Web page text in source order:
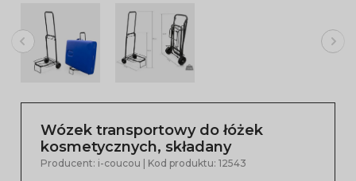
Wózek transportowy do łóżek
kosmetycznych, składany
Producent: i-coucou | Kod produktu: 12543